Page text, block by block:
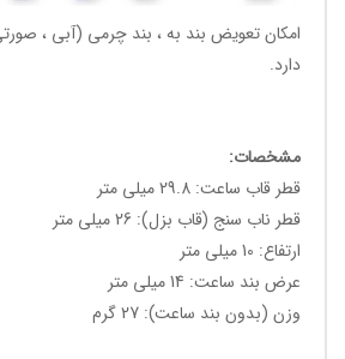
امکان تعویض بند به ، بند چرمی (آبی ،
دارد.
مشخصات:
قطر قاب ساعت: 29.8 میلی متر
قطر ناب سنج (قاب بزل): 26 میلی متر
ارتفاع: 10 میلی متر
عرض بند ساعت: 14 میلی متر
وزن (بدون بند ساعت): 27 گرم